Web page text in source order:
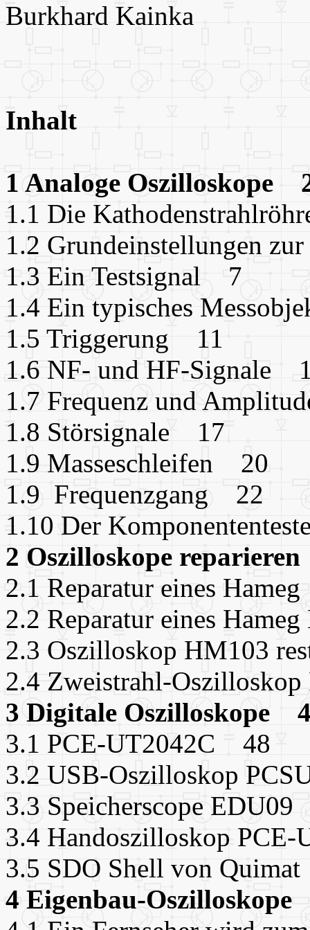
Burkhard Kainka
Inhalt
1 Analoge Oszilloskope
1.1 Die
1.2 Grundeinstellungen
1.3 Ein Testsignal 7
1.4 Ein typisches
1.5 Triggerung 11
1.6 NF- und HF-Signale
1.7 Frequenz und
1.8 Störsignale 17
1.9 Masseschleifen 20
1.9 Frequenzgang 22
1.10 Der
2 Oszilloskope
2.1 Reparatur eines
2.2 Reparatur eines
2.3 Oszilloskop HM103
2.4 Zweistrahl-
3 Digitale Oszilloskope
3.1 PCE-UT2042C 48
3.2 USB-Oszilloskop
3.3 Speicherscope
3.4 Handoszilloskop
3.5 SDO Shell von
4 Eigenbau-